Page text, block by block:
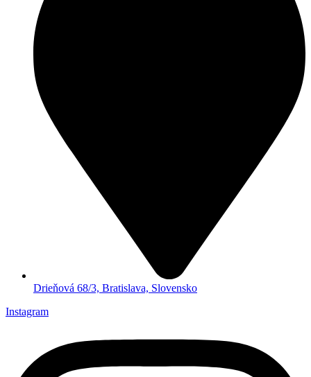
Drieňová 68/3, Bratislava, Slovensko
Instagram